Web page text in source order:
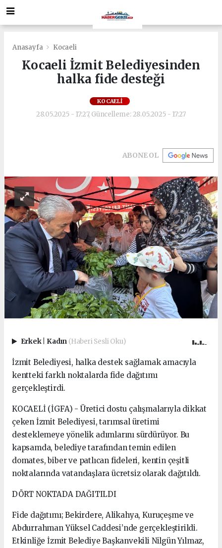
Anasayfa Kocaeli
Kocaeli İzmit Belediyesinden
halka fide desteği
KOCAELI
28.05.2025 - 17:27, Güncelleme: 28.05.2025 - 17:27
ABONE OL
Erkek Kadın (Haberi Sesli Oku)
İzmit Belediyesi, halka destek sağlamak amacıyla
kentteki farklı noktalarda fide dağıtımı
gerçekleştirdi.
KOCAELİ (İGFA) - Üretici dostu çalışmalarıyla dikkat
çeken İzmit Belediyesi, tarımsal üretimi
desteklemeye yönelik adımlarını sürdürüyor. Bu
kapsamda, belediye tarafından temin edilen
domates, biber ve patlıcan fideleri, kentin çeşitli
noktalarında vatandaşlara ücretsiz olarak dağıtıldı.
DÖRT NOKTADA DAĞITILDI
Fide dağıtımı; Bekirdere, Alikahya, Kuruçeşme ve
Abdurrahman Yüksel Caddesi’nde gerçekleştirildi.
Etkinliğe İzmit Belediye Başkanvekili Nilgün Yılmaz,